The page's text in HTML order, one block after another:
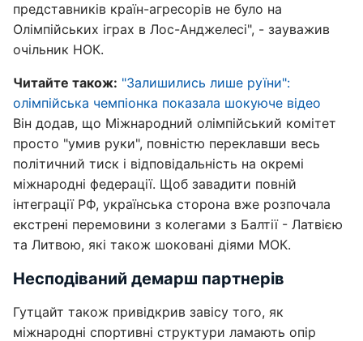
представників країн-агресорів не було на
Олімпійських іграх в Лос-Анджелесі", - зауважив
очільник НОК.
Читайте також: "Залишились лише руїни":
олімпійська чемпіонка показала шокуюче відео
Він додав, що Міжнародний олімпійський комітет
просто "умив руки", повністю переклавши весь
політичний тиск і відповідальність на окремі
міжнародні федерації. Щоб завадити повній
інтеграції РФ, українська сторона вже розпочала
екстрені перемовини з колегами з Балтії - Латвією
та Литвою, які також шоковані діями МОК.
Несподіваний демарш партнерів
Гутцайт також привідкрив завісу того, як
міжнародні спортивні структури ламають опір